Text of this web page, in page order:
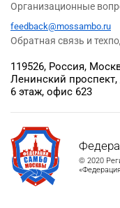
© 2020
119526, Россия,
Ленинский проспект,
6 этаж, офис 623
Организационные
feedback@mossambo.ru
Обратная связь и